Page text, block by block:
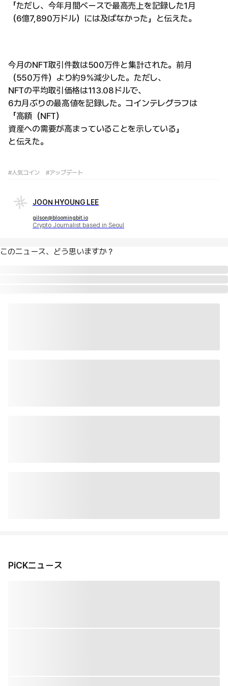
「ただし、今年月間ベースで最高売上を記録した1月
（6億7,890万ドル）には及ばなかった」と伝えた。
今月のNFT取引件数は500万件と集計された。前月
（550万件）より約9％減少した。ただし、
NFTの平均取引価格は113.08ドルで、
6カ月ぶりの最高値を記録した。コインテレグラフは
「高額（NFT）
資産への需要が高まっていることを示している」
と伝えた。
#人気コイン #アップデート
JOON HYOUNG LEE
gilson@bloomingbit.io
Crypto Journalist based in Seoul
このニュース、どう思いますか？
PiCKニュース